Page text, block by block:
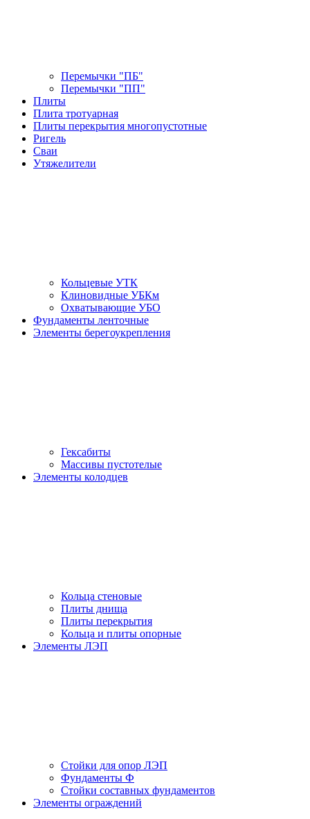
Перемычки "ПБ"
Перемычки "ПП"
Плиты
Плита тротуарная
Плиты перекрытия многопустотные
Ригель
Сваи
Утяжелители
Кольцевые УТК
Клиновидные УБКм
Охватывающие УБО
Фундаменты ленточные
Элементы берегоукрепления
Гексабиты
Массивы пустотелые
Элементы колодцев
Кольца стеновые
Плиты днища
Плиты перекрытия
Кольца и плиты опорные
Элементы ЛЭП
Стойки для опор ЛЭП
Фундаменты Ф
Стойки составных фундаментов
Элементы ограждений